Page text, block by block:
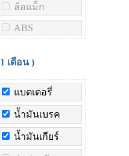
ล้อแม็ก
ABS
1 เดือน)
แบตเตอรี่
น้ำมันเบรค
น้ำมันเกียร์